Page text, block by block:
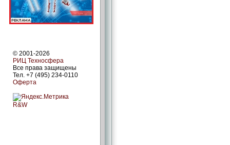
© 2001-2026
РИЦ Техносфера
Все права защищены
Тел. +7 (495) 234-0110
Оферта
R&W